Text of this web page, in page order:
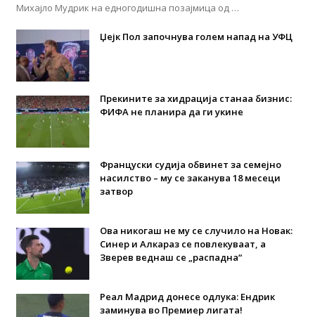
Михајло Мудрик на едногодишна позајмица од …
Џејк Пол започнува голем напад на УФЦ
Прекините за хидрација станаа бизнис:
ФИФА не планира да ги укине
Француски судија обвинет за семејно
насилство – му се заканува 18 месеци
затвор
Ова никогаш не му се случило на Новак:
Синер и Алкараз се повлекуваат, а
Зверев веднаш се „распадна“
Реал Мадрид донесе одлука: Eндрик
заминува во Премиер лигата!